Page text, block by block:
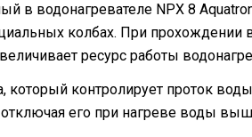
в водонагревателе NPX 8
колбах. При
ресурс работы
контролирует проток
его при нагреве воды